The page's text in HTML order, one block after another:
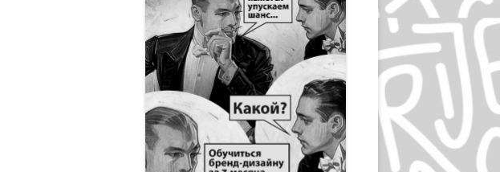
ВОЛЬФГАНГ ВАЙНГАРД
ГЕРБ ЛЮБАЛИН
ПОЛ РЕНД
ЭПРИЛ ГРЕЙМАН
ИВАН ЧЕРМАЕВ